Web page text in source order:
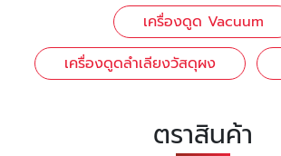
เครื่องดูด Vacuum
เครื่องดูดลำเลียงวัสดุผง
ตราสินค้า